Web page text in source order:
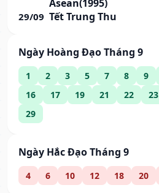
Asean(1995)
29/09 Tết Trung Thu
Ngày Hoàng Đạo Tháng 9
1 2 3 5 7 8 9
16
17 19 21 22 23
29
Ngày Hắc Đạo Tháng 9
4 6 10 12 18 20